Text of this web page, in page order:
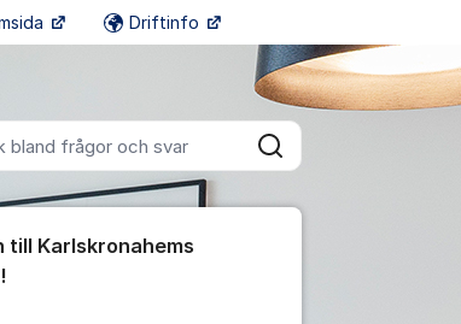
alla inlägg
Sök
Driftinfo Fler supportlänkar
till Karlskronahems